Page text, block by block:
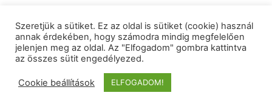
Szeretjük a sütiket. Ez az oldal is sütiket (cookie) használ
annak érdekében, hogy számodra mindig megfelelően
jelenjen meg az oldal. Az "Elfogadom" gombra kattintva
az összes sütit engedélyezed.
Cookie beállítások ELFOGADOM!